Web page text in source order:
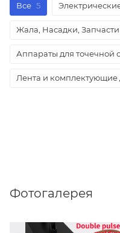
Все 5
Жала, Насадки,
Аппараты для точечной
Лента и комплектующие
Фотогалерея